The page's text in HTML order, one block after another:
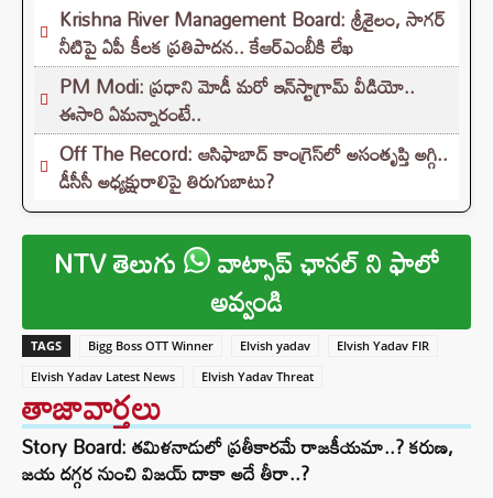
Krishna River Management Board: శ్రీశైలం, సాగర్
నీటిపై ఏపీ కీలక ప్రతిపాదన.. కేఆర్ఎంబీకి లేఖ
PM Modi: ప్రధాని మోడీ మరో ఇన్‌స్టాగ్రామ్ వీడియో..
ఈసారి ఏమన్నారంటే..
Off The Record: ఆసిఫాబాద్ కాంగ్రెస్‌లో అసంతృప్తి అగ్గి..
డీసీసీ అధ్యక్షురాలిపై తిరుగుబాటు?
NTV తెలుగు వాట్సాప్ ఛానల్ ని ఫాలో
అవ్వండి
TAGS Bigg Boss OTT Winner Elvish yadav
Elvish Yadav FIR
Elvish Yadav Latest News
Elvish Yadav Threat
తాజావార్తలు
Story Board: తమిళనాడులో ప్రతీకారమే రాజకీయమా..? కరుణ,
జయ దగ్గర నుంచి విజయ్ దాకా అదే తీరా..?